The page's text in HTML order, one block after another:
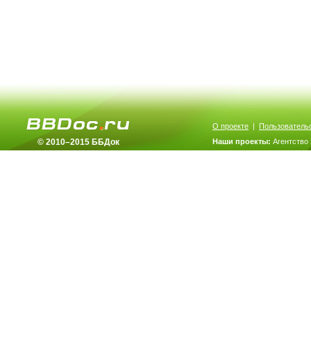
© 2010–2015 ББДок
О проекте |
Наши проекты: